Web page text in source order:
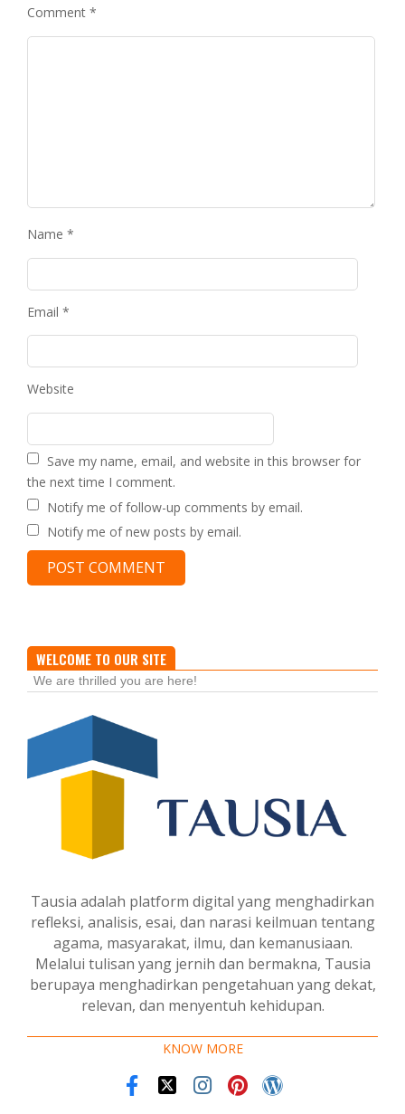
Comment *
Name *
Email *
Website
Save my name, email, and website in this browser for
the next time I comment.
Notify me of follow-up comments by email.
Notify me of new posts by email.
WELCOME TO OUR SITE
We are thrilled you are here!
Tausia adalah platform digital yang menghadirkan
refleksi, analisis, esai, dan narasi keilmuan tentang
agama, masyarakat, ilmu, dan kemanusiaan.
Melalui tulisan yang jernih dan bermakna, Tausia
berupaya menghadirkan pengetahuan yang dekat,
relevan, dan menyentuh kehidupan.
KNOW MORE